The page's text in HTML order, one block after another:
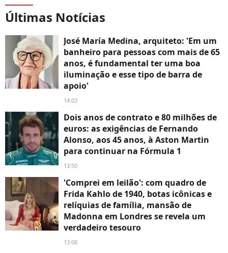
Últimas Notícias
José María Medina, arquiteto: 'Em um
banheiro para pessoas com mais de 65
anos, é fundamental ter uma boa
iluminação e esse tipo de barra de
apoio'
14:03
Dois anos de contrato e 80 milhões de
euros: as exigências de Fernando
Alonso, aos 45 anos, à Aston Martin
para continuar na Fórmula 1
13:50
'Comprei em leilão': com quadro de
Frida Kahlo de 1940, botas icônicas e
relíquias de família, mansão de
Madonna em Londres se revela um
verdadeiro tesouro
13:08